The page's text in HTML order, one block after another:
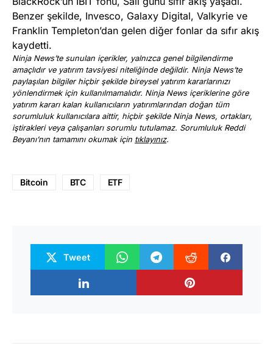
Benzer şekilde, Invesco, Galaxy Digital, Valkyrie ve
Franklin Templeton’dan gelen diğer fonlar da sıfır akış
kaydetti.
Ninja News’te sunulan içerikler, yalnızca genel bilgilendirme
amaçlıdır ve yatırım tavsiyesi niteliğinde değildir. Ninja News’te
paylaşılan bilgiler hiçbir şekilde bireysel yatırım kararlarınızı
yönlendirmek için kullanılmamalıdır. Ninja News içeriklerine göre
yatırım kararı kalan kullanıcıların yatırımlarından doğan tüm
sorumluluk kullanıcılara aittir, hiçbir şekilde Ninja News, ortakları,
iştirakleri veya çalışanları sorumlu tutulamaz. Sorumluluk Reddi
Beyanı’nın tamamını okumak için tıklayınız.
Bitcoin BTC ETF
Tweet